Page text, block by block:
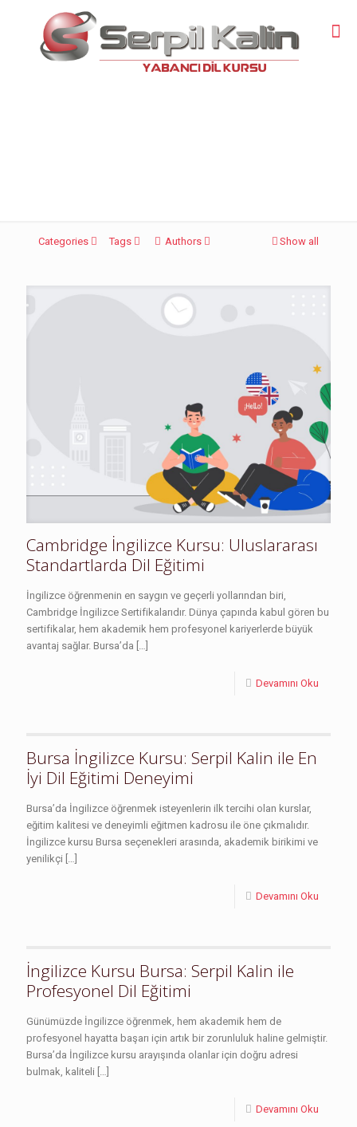
Categories Tags Authors Show all
Cambridge İngilizce Kursu: Uluslararası
Standartlarda Dil Eğitimi
İngilizce öğrenmenin en saygın ve geçerli yollarından biri,
Cambridge İngilizce Sertifikalarıdır. Dünya çapında kabul gören bu
sertifikalar, hem akademik hem profesyonel kariyerlerde büyük
avantaj sağlar. Bursa’da […]
Devamını Oku
Bursa İngilizce Kursu: Serpil Kalin ile En
İyi Dil Eğitimi Deneyimi
Bursa’da İngilizce öğrenmek isteyenlerin ilk tercihi olan kurslar,
eğitim kalitesi ve deneyimli eğitmen kadrosu ile öne çıkmalıdır.
İngilizce kursu Bursa seçenekleri arasında, akademik birikimi ve
yenilikçi […]
Devamını Oku
İngilizce Kursu Bursa: Serpil Kalin ile
Profesyonel Dil Eğitimi
Günümüzde İngilizce öğrenmek, hem akademik hem de
profesyonel hayatta başarı için artık bir zorunluluk haline gelmiştir.
Bursa’da İngilizce kursu arayışında olanlar için doğru adresi
bulmak, kaliteli […]
Devamını Oku